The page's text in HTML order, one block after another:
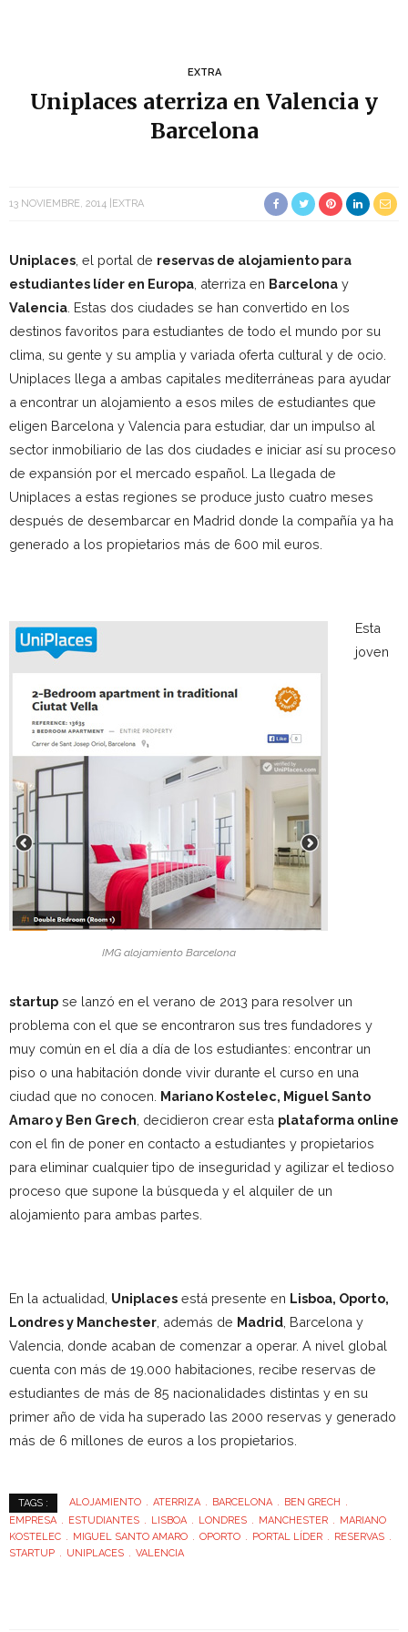
EXTRA
Uniplaces aterriza en Valencia y
Barcelona
13 NOVIEMBRE, 2014 EXTRA
Uniplaces , el portal de reservas de alojamiento para
estudiantes líder en Europa , aterriza en Barcelona y
Valencia . Estas dos ciudades se han convertido en los
destinos favoritos para estudiantes de todo el mundo por su
clima, su gente y su amplia y variada oferta cultural y de ocio.
Uniplaces llega a ambas capitales mediterráneas para ayudar
a encontrar un alojamiento a esos miles de estudiantes que
eligen Barcelona y Valencia para estudiar, dar un impulso al
sector inmobiliario de las dos ciudades e iniciar así su proceso
de expansión por el mercado español. La llegada de
Uniplaces a estas regiones se produce justo cuatro meses
después de desembarcar en Madrid donde la compañía ya ha
generado a los propietarios más de 600 mil euros.
IMG alojamiento Barcelona
Esta
joven
startup se lanzó en el verano de 2013 para resolver un
problema con el que se encontraron sus tres fundadores y
muy común en el día a día de los estudiantes: encontrar un
piso o una habitación donde vivir durante el curso en una
ciudad que no conocen. Mariano Kostelec, Miguel Santo
Amaro y Ben Grech , decidieron crear esta plataforma online
con el fin de poner en contacto a estudiantes y propietarios
para eliminar cualquier tipo de inseguridad y agilizar el tedioso
proceso que supone la búsqueda y el alquiler de un
alojamiento para ambas partes.
En la actualidad, Uniplaces está presente en Lisboa, Oporto,
Londres y Manchester , además de Madrid , Barcelona y
Valencia, donde acaban de comenzar a operar. A nivel global
cuenta con más de 19.000 habitaciones, recibe reservas de
estudiantes de más de 85 nacionalidades distintas y en su
primer año de vida ha superado las 2000 reservas y generado
más de 6 millones de euros a los propietarios.
TAGS : ALOJAMIENTO ATERRIZA BARCELONA
BEN GRECH
EMPRESA
ESTUDIANTES LISBOA LONDRES MANCHESTER
MARIANO
KOSTELEC
MIGUEL SANTO AMARO OPORTO PORTAL LÍDER
RESERVAS
STARTUP
UNIPLACES VALENCIA